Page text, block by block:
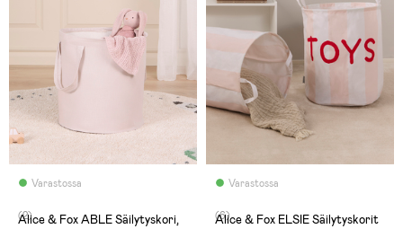
Varastossa
(2)
Alice & Fox ABLE Säilytyskori,
Varastossa
(6)
Alice & Fox ELSIE Säilytyskorit